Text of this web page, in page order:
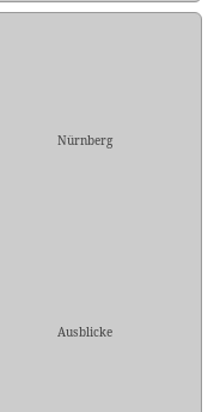
Nürnberg
Ausblicke